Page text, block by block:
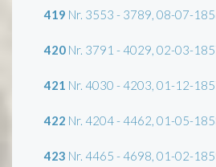
419 Nr. 3553 - 3789, 08-07-
420 Nr. 3791 - 4029, 02-03-
421 Nr. 4030 - 4203, 01-12-
422 Nr. 4204 - 4462, 01-05-
423 Nr. 4465 - 4698, 01-02-